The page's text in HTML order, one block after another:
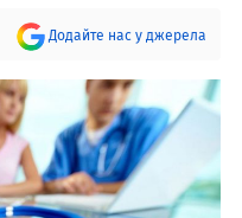
Додайте нас у джерела